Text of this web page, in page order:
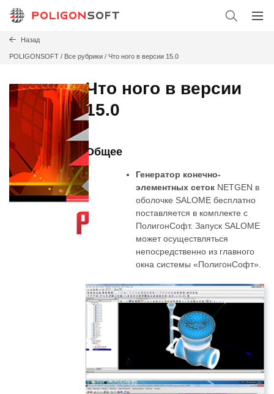
Назад
POLIGONSOFT / Все рубрики / Что ного в версии 15.0
Что ного в версии
15.0
Общее
Генератор конечно-
элементных сеток NETGEN в
оболочке SALOME бесплатно
поставляется в комплекте с
ПолигонСофт. Запуск SALOME
может осуществляться
непосредственно из главного
окна системы «ПолигонСофт».